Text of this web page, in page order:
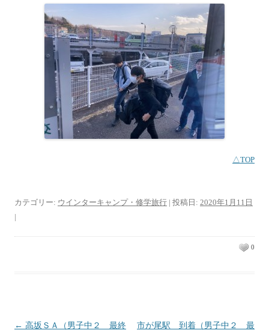
△TOP
カテゴリー: ウインターキャンプ・修学旅行 | 投稿日: 2020年1月11日
|
0
投稿ナビゲーション
← 高坂ＳＡ（男子中２ 最終
市が尾駅 到着（男子中２ 最